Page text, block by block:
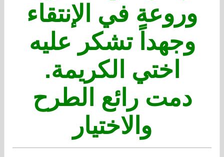
وروعة في الإنتقاء
وجهداً تشكر عليه
اختي الكريمة.
دمت رائع الطرح
والاختيار